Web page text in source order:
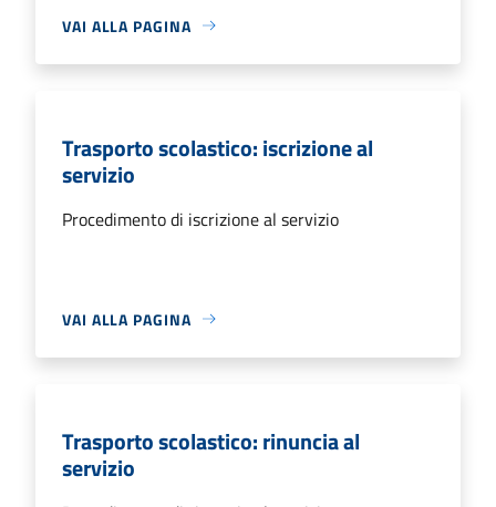
VAI ALLA PAGINA
Trasporto scolastico: iscrizione al
servizio
Procedimento di iscrizione al servizio
VAI ALLA PAGINA
Trasporto scolastico: rinuncia al
servizio